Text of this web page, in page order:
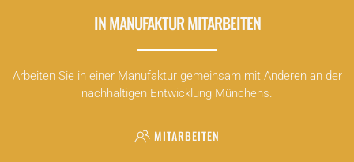
IN MANUFAKTUR MITARBEITEN
Arbeiten Sie in einer Manufaktur gemeinsam mit Anderen an der
nachhaltigen Entwicklung Münchens.
MITARBEITEN